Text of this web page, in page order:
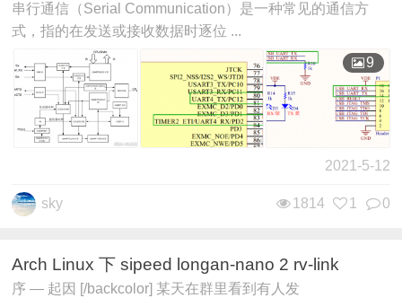
串行通信（Serial Communication）是一种常见的通信方
式，指的在发送或接收数据时逐位 ...
9
2021-5-12
sky 0
1
1814
Arch Linux 下 sipeed longan-nano 2 rv-link
序 — 起因 [/backcolor] 某天在群里看到有人发